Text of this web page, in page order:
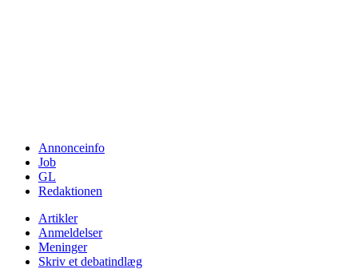
Annonceinfo
Job
GL
Redaktionen
Artikler
Anmeldelser
Meninger
Skriv et debatindlæg